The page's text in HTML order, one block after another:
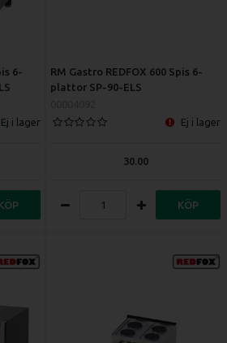
6-
Ej i lager
RM Gastro REDFOX 600 Spis 6-
plattor SP-90-ELS
Ej i lager
30.00
KÖP